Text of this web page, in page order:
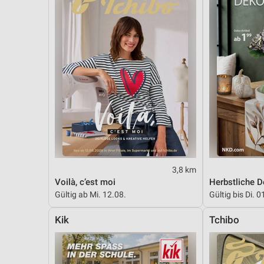
3,8 km
Voilà, c’est moi
Gültig ab Mi. 12.08.
Herbstliche
Gültig bis Di.
Kik Tchibo